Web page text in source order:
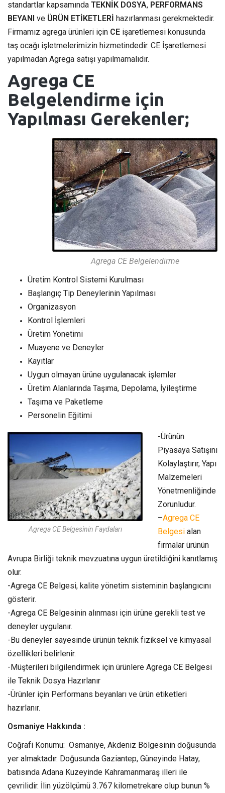
standartlar kapsamında TEKNİK DOSYA, PERFORMANS
BEYANI ve ÜRÜN ETİKETLERİ hazırlanması gerekmektedir.
Firmamız agrega ürünleri için CE işaretlemesi konusunda
taş ocağı işletmelerimizin hizmetindedir. CE İşaretlemesi
yapılmadan Agrega satışı yapılmamalıdır.
Agrega CE
Belgelendirme için
Yapılması Gerekenler;
Agrega CE Belgelendirme
Üretim Kontrol Sistemi Kurulması
Başlangıç Tip Deneylerinin Yapılması
Organizasyon
Kontrol İşlemleri
Üretim Yönetimi
Muayene ve Deneyler
Kayıtlar
Uygun olmayan ürüne uygulanacak işlemler
Üretim Alanlarında Taşıma, Depolama, İyileştirme
Taşıma ve Paketleme
Personelin Eğitimi
Agrega CE Belgesinin Faydaları
-Ürünün
Piyasaya Satışını
Kolaylaştırır, Yapı
Malzemeleri
Yönetmenliğinde
Zorunludur.
–Agrega CE
Belgesi alan
firmalar ürünün
Avrupa Birliği teknik mevzuatına uygun üretildiğini kanıtlamış
olur.
-Agrega CE Belgesi, kalite yönetim sisteminin başlangıcını
gösterir.
-Agrega CE Belgesinin alınması için ürüne gerekli test ve
deneyler uygulanır.
-Bu deneyler sayesinde ürünün teknik fiziksel ve kimyasal
özellikleri belirlenir.
-Müşterileri bilgilendirmek için ürünlere Agrega CE Belgesi
ile Teknik Dosya Hazırlanır
-Ürünler için Performans beyanları ve ürün etiketleri
hazırlanır.
Osmaniye Hakkında :
Coğrafi Konumu: Osmaniye, Akdeniz Bölgesinin doğusunda
yer almaktadır. Doğusunda Gaziantep, Güneyinde Hatay,
batısında Adana Kuzeyinde Kahramanmaraş illeri ile
çevrilidir. İlin yüzölçümü 3.767 kilometrekare olup bunun %